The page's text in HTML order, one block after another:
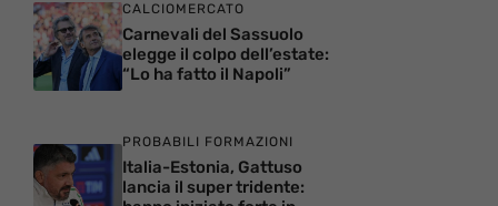
CALCIOMERCATO
Carnevali del Sassuolo
elegge il colpo dell’estate:
“Lo ha fatto il Napoli”
PROBABILI FORMAZIONI
Italia-Estonia, Gattuso
lancia il super tridente: